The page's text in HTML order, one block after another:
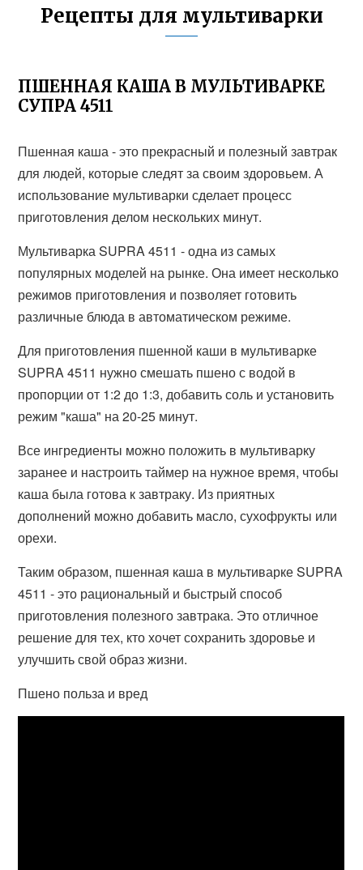
Рецепты для мультиварки
ПШЕННАЯ КАША В МУЛЬТИВАРКЕ
СУПРА 4511
Пшенная каша - это прекрасный и полезный завтрак
для людей, которые следят за своим здоровьем. А
использование мультиварки сделает процесс
приготовления делом нескольких минут.
Мультиварка SUPRA 4511 - одна из самых
популярных моделей на рынке. Она имеет несколько
режимов приготовления и позволяет готовить
различные блюда в автоматическом режиме.
Для приготовления пшенной каши в мультиварке
SUPRA 4511 нужно смешать пшено с водой в
пропорции от 1:2 до 1:3, добавить соль и установить
режим "каша" на 20-25 минут.
Все ингредиенты можно положить в мультиварку
заранее и настроить таймер на нужное время, чтобы
каша была готова к завтраку. Из приятных
дополнений можно добавить масло, сухофрукты или
орехи.
Таким образом, пшенная каша в мультиварке SUPRA
4511 - это рациональный и быстрый способ
приготовления полезного завтрака. Это отличное
решение для тех, кто хочет сохранить здоровье и
улучшить свой образ жизни.
Пшено польза и вред